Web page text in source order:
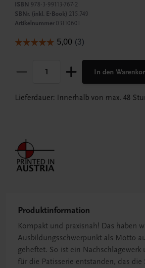
ISBN 978-3-99113-767-2
SBNr. (inkl. E-Book) 215.749
Artikelnummer 03110601
In den
Lieferdauer: Innerhalb von max. 48
Produktinformation
Kompakt und praxisnah! Das haben
Ausbildungsschwerpunkt als Motto
geheftet. So ist ein Nachschlagewerk
für die Patisserie entstanden, das die